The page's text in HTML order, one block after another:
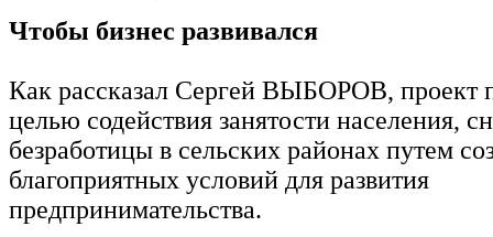
Чтобы бизнес развивался
Как рассказал Сергей ВЫБОРОВ, проект
целью содействия занятости населения,
безработицы в сельских районах путем
благоприятных условий для развития
предпринимательства.